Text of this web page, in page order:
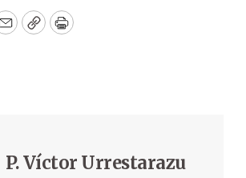
EmailCopyPrint
P. Víctor Urrestarazu